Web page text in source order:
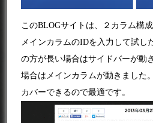
このBLOGサイトは、２カラム構
メインカラムのIDを入力して試し
の方が長い場合はサイドバーが動
場合はメインカラムが動きました
カバーできるので最適です。